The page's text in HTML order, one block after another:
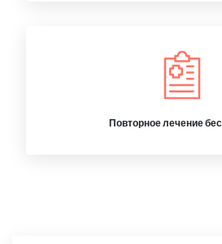
Повторное лечение